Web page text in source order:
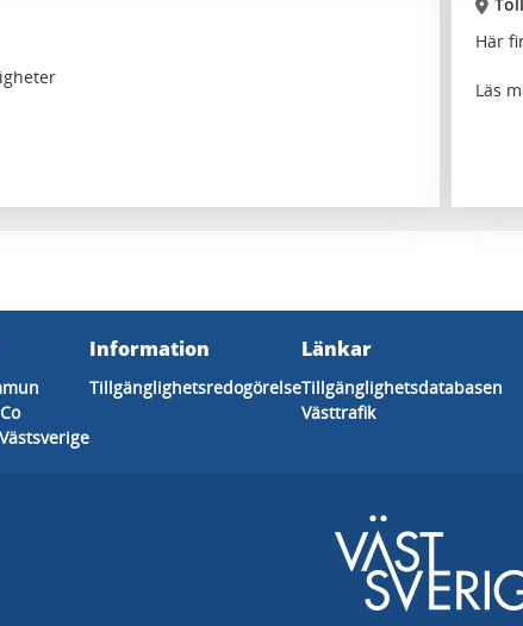
Här
Läs
Information
Tillgänglighetsredogörelse
Länkar
Tillgänglighetsdatabasen
Västtrafik